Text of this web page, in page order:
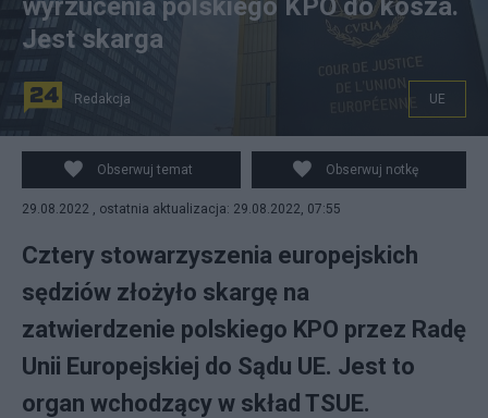
Guy Verhofstadt w pełni popiera skargę 4 organizacji
sędziowskich ws. polskiego KPO.
wyrzucenia polskiego KPO do kosza.
Jest skarga
Redakcja UE
Obserwuj temat Obserwuj notkę
29.08.2022 , ostatnia aktualizacja: 29.08.2022, 07:55
Cztery stowarzyszenia europejskich
sędziów złożyło skargę na
zatwierdzenie polskiego KPO przez Radę
Unii Europejskiej do Sądu UE. Jest to
organ wchodzący w skład TSUE.